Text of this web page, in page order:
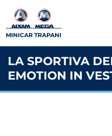
MINICAR TRAPANI
LA SPORTIVA
EMOTION IN